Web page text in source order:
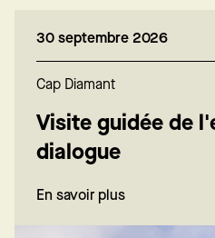
30 septembre 2026
Cap Diamant
Visite guidée de
dialogue
En savoir plus